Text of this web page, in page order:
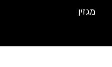
מגזין